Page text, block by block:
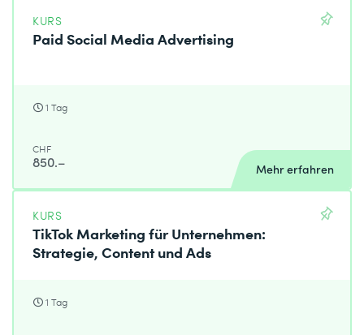
KURS
Paid Social Media Advertising
1 Tag
CHF
850.– Mehr erfahren
KURS
TikTok Marketing für Unternehmen:
Strategie, Content und Ads
1 Tag